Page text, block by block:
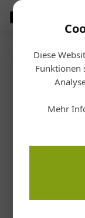
Diese
Funktionen
Mehr
Eines der
Lobbying für